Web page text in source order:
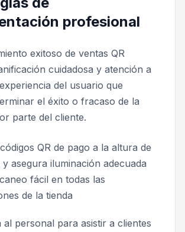
profesional
exitoso de ventas QR
cuidadosa y atención a
del usuario que
el éxito o fracaso de la
parte del cliente.
QR de pago a la altura de
y asegura iluminación adecuada
fácil en todas las
de la tienda
al personal para asistir a clientes